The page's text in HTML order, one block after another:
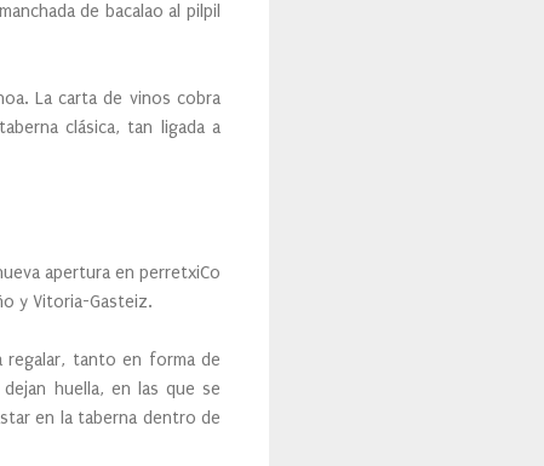
de bacalao al pilpil
La carta de vinos cobra
clásica, tan ligada a
apertura en perretxiCo
y Vitoria-Gasteiz.
regalar, tanto en forma de
huella, en las que se
en la taberna dentro de